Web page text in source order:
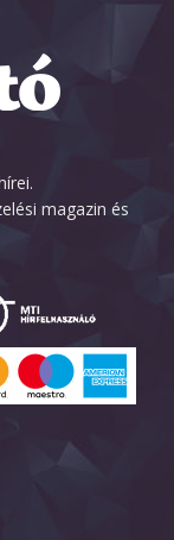
magazin és